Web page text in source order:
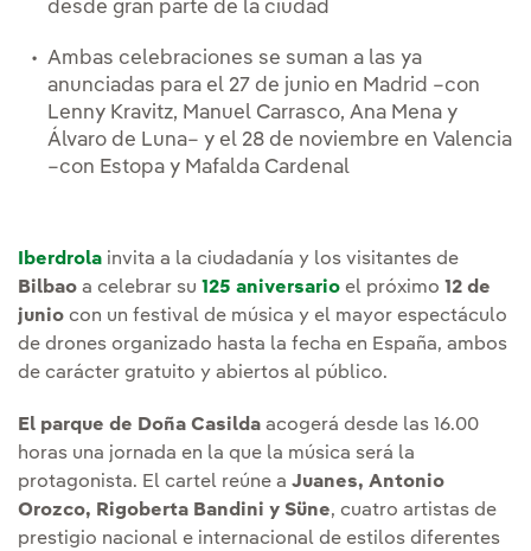
desde gran parte de la ciudad
Ambas celebraciones se suman a las ya
anunciadas para el 27 de junio en Madrid –con
Lenny Kravitz, Manuel Carrasco, Ana Mena y
Álvaro de Luna– y el 28 de noviembre en Valencia
–con Estopa y Mafalda Cardenal
Iberdrola invita a la ciudadanía y los visitantes de
Bilbao a celebrar su 125 aniversario el próximo 12 de
junio con un festival de música y el mayor espectáculo
de drones organizado hasta la fecha en España, ambos
de carácter gratuito y abiertos al público.
El parque de Doña Casilda acogerá desde las 16.00
horas una jornada en la que la música será la
protagonista. El cartel reúne a Juanes, Antonio
Orozco, Rigoberta Bandini y Süne, cuatro artistas de
prestigio nacional e internacional de estilos diferentes